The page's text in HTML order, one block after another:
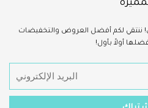
ننتقي لكم أفضل العروض والتخفيضات
أولاً بأول!